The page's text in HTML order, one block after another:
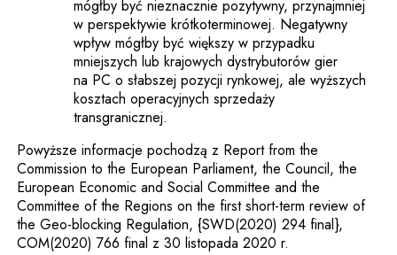
mógłby być nieznacznie pozytywny, przynajmniej
w perspektywie krótkoterminowej. Negatywny
wpływ mógłby być większy w przypadku
mniejszych lub krajowych dystrybutorów gier
na PC o słabszej pozycji rynkowej, ale wyższych
kosztach operacyjnych sprzedaży
transgranicznej.
Powyższe informacje pochodzą z Report from the
Commission to the European Parliament, the Council, the
European Economic and Social Committee and the
Committee of the Regions on the first short-term review of
the Geo-blocking Regulation, {SWD(2020) 294 final},
COM(2020) 766 final z 30 listopada 2020 r.